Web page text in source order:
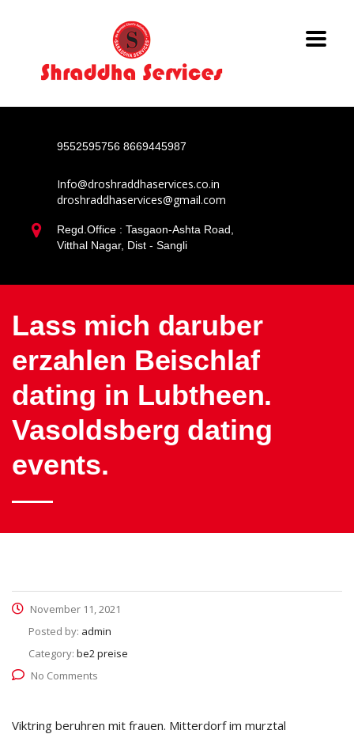
9552595756 8669445987
Info@droshraddhaservices.co.in
droshraddhaservices@gmail.com
Regd.Office : Tasgaon-Ashta Road,
Vitthal Nagar, Dist - Sangli
Lass mich daruber
erzahlen Beischlaf
dating in Lubtheen.
Vasoldsberg dating
events.
November 11, 2021
Posted by: admin
Category: be2 preise
No Comments
Viktring beruhren mit frauen. Mitterdorf im murztal